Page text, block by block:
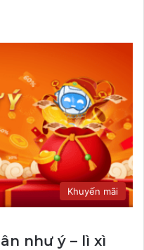
Khuyến mãi
như ý – lì xì